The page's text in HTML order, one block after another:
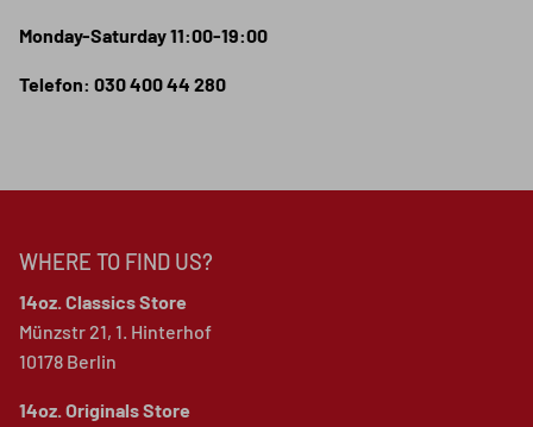
Monday-Saturday 11:00-19:00
Telefon: 030 400 44 280
WHERE TO FIND US?
14oz. Classics Store
Münzstr 21, 1. Hinterhof
10178 Berlin
14oz. Originals Store